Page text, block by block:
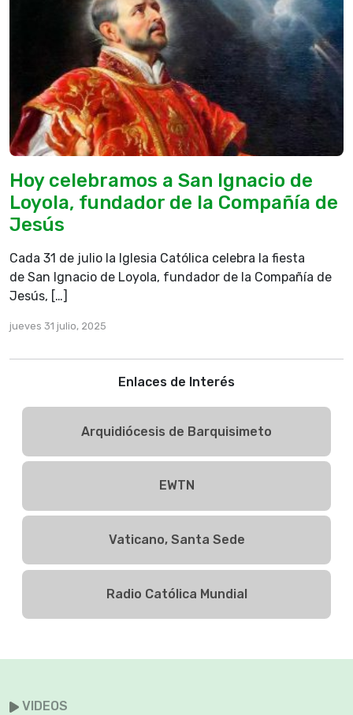
Hoy celebramos a San Ignacio de
Loyola, fundador de la Compañía de
Jesús
Cada 31 de julio la Iglesia Católica celebra la fiesta
de San Ignacio de Loyola, fundador de la Compañía de
Jesús, […]
jueves 31 julio, 2025
Enlaces de Interés
Arquidiócesis de Barquisimeto
EWTN
Vaticano, Santa Sede
Radio Católica Mundial
VIDEOS